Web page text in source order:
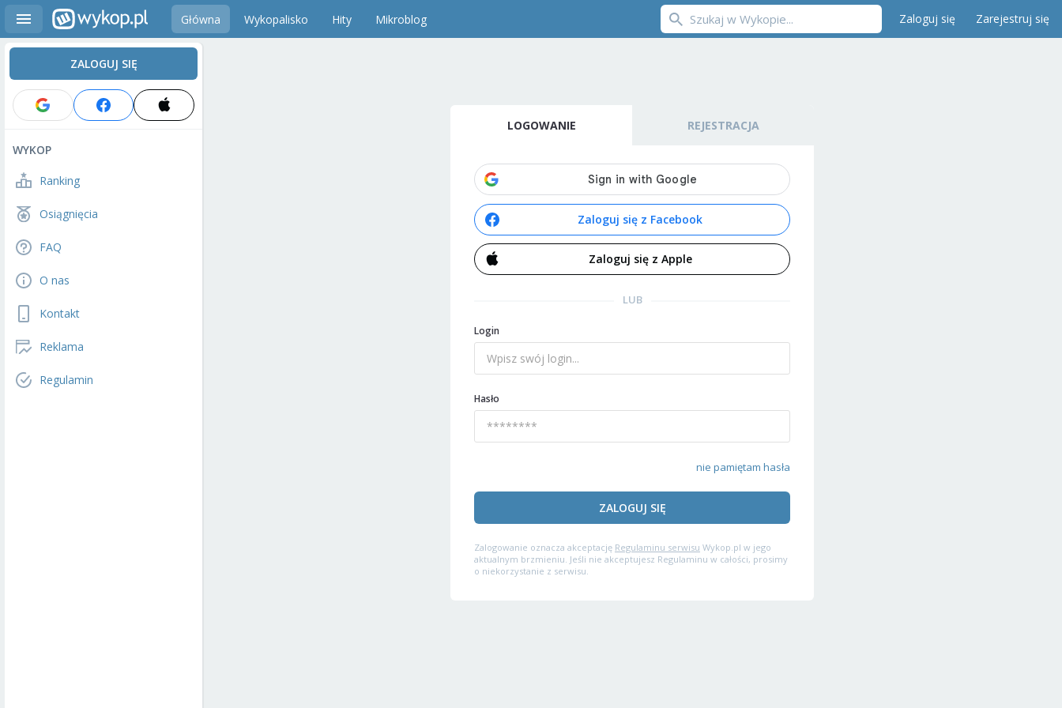
Główna Wykopalisko Hity Mikroblog Zaloguj się Zarejestruj się
ZALOGUJ SIĘ
WYKOP
Ranking
Osiągnięcia
FAQ
O nas
Kontakt
Reklama
Regulamin
LOGOWANIE REJESTRACJA
Zaloguj się z Facebook
Zaloguj się z Apple
LUB
Login
Hasło
nie pamiętam hasła
ZALOGUJ SIĘ
Zalogowanie oznacza akceptację Regulaminu serwisu Wykop.pl w jego
aktualnym brzmieniu. Jeśli nie akceptujesz Regulaminu w całości, prosimy
o niekorzystanie z serwisu.